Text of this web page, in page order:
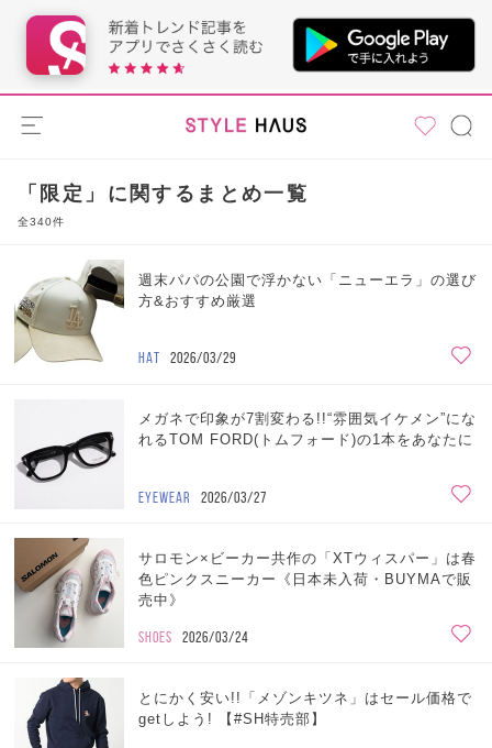
「限定」に関するまとめ一覧
全340件
週末パパの公園で浮かない「ニューエラ」の選び
方&おすすめ厳選
HAT 2026/03/29
メガネで印象が7割変わる!!“雰囲気イケメン”にな
れるTOM FORD(トムフォード)の1本をあなたに
EYEWEAR 2026/03/27
サロモン×ビーカー共作の「XTウィスパー」は春
色ピンクスニーカー《日本未入荷・BUYMAで販
売中》
SHOES 2026/03/24
とにかく安い!!「メゾンキツネ」はセール価格で
getしよう! 【#SH特売部】